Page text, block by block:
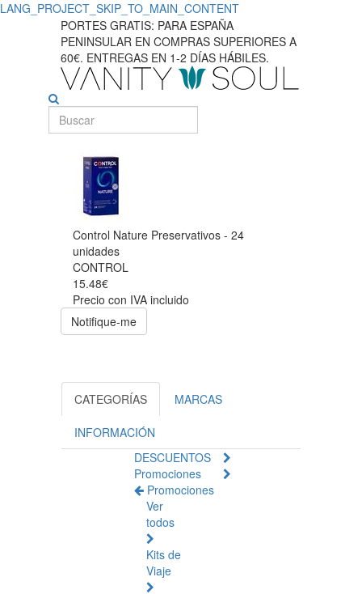
LANG_PROJECT_SKIP_TO_MAIN_CONTENT
PORTES GRATIS: PARA ESPAÑA
PENINSULAR EN COMPRAS SUPERIORES A
60€. ENTREGAS EN 1-2 DÍAS HÁBILES.
Control Nature Preservativos - 24
unidades
CONTROL
15.48€
Precio con IVA incluido
Notifique-me
CATEGORÍAS MARCAS
INFORMACIÓN
DESCUENTOS
Promociones
Promociones
Ver
todos
Kits de
Viaje